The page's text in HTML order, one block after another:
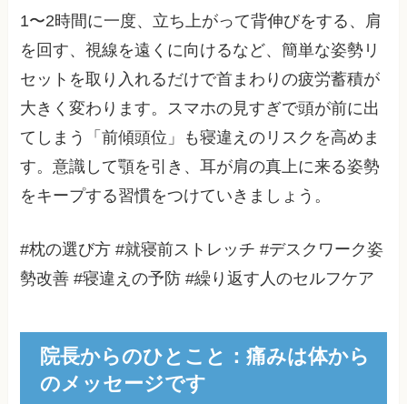
1〜2時間に一度、立ち上がって背伸びをする、肩
を回す、視線を遠くに向けるなど、簡単な姿勢リ
セットを取り入れるだけで首まわりの疲労蓄積が
大きく変わります。スマホの見すぎで頭が前に出
てしまう「前傾頭位」も寝違えのリスクを高めま
す。意識して顎を引き、耳が肩の真上に来る姿勢
をキープする習慣をつけていきましょう。
#枕の選び方 #就寝前ストレッチ #デスクワーク姿
勢改善 #寝違えの予防 #繰り返す人のセルフケア
院長からのひとこと：痛みは体から
のメッセージです